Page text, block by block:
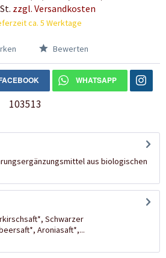
zzgl. Versandkosten
ca. 5 Werktage
Bewerten
WHATSAPP
103513
aus biologischen
Schwarzer
Aroniasaft*,...